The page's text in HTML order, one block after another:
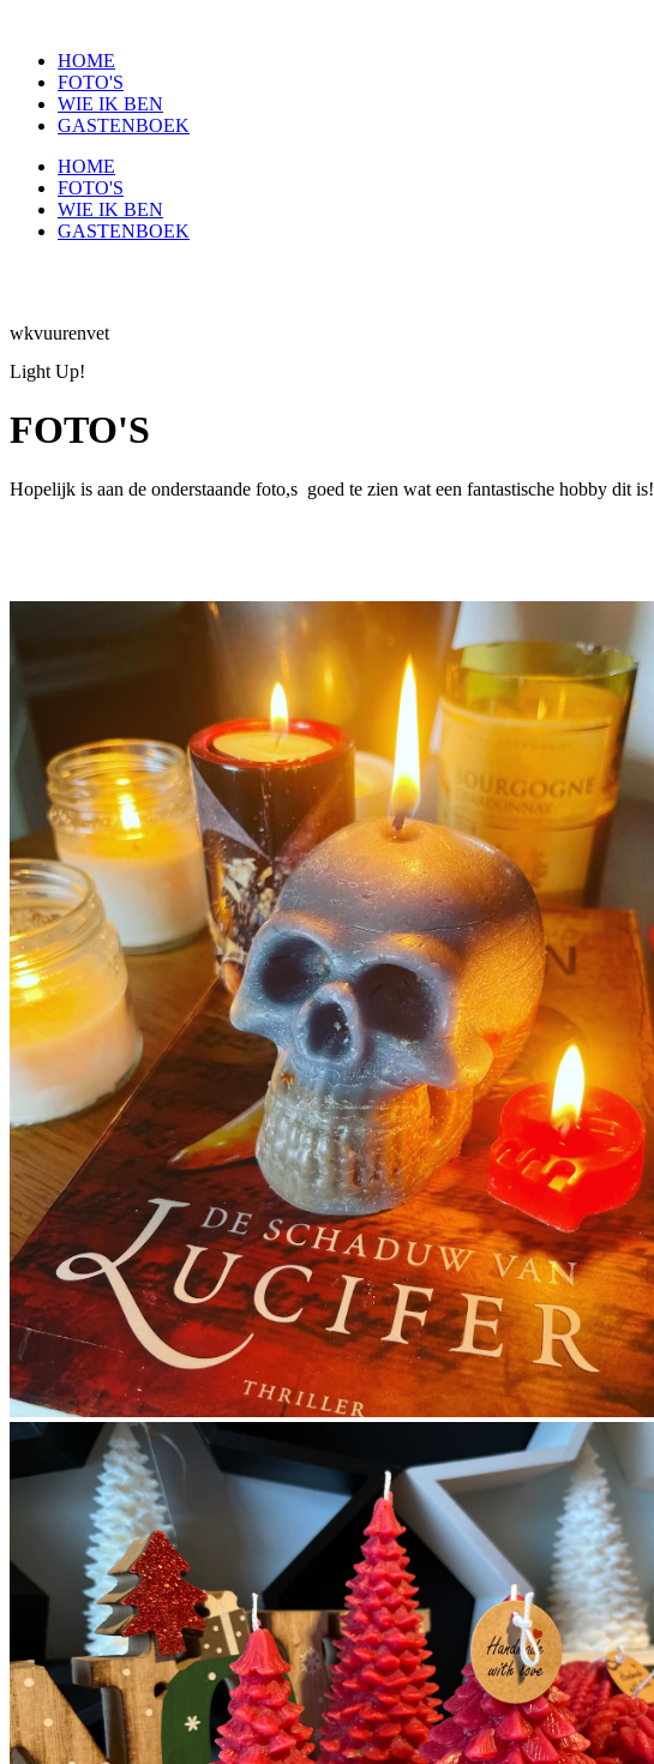
HOME
FOTO'S
WIE IK BEN
GASTENBOEK
HOME
FOTO'S
WIE IK BEN
GASTENBOEK
wkvuurenvet
Light Up!
FOTO'S
Hopelijk is aan de onderstaande foto,s goed te zien wat een fantastische hobby dit is!